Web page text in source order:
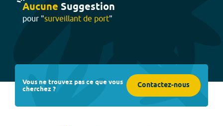
Aucune Suggestion
pour "surveillant de port"
Vous ne trouvez pas ce que vous
cherchez ? Contactez-nous